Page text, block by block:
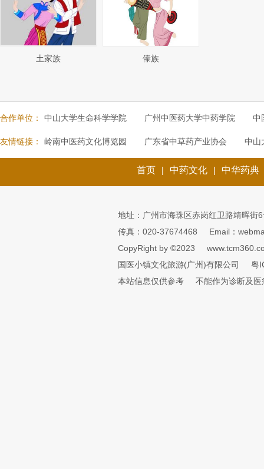
土家族 傣族
合作单位： 中山大学生命科学学院 广州中医药大学中药学院 中
友情链接： 岭南中医药文化博览园 广东省中草药产业协会 中山
首页 | 中药文化 | 中华药典
地址：广州市海珠区赤岗红卫路靖晖街
传真：020-37674468
Email：
CopyRight by ©2023
国医小镇文化旅游(广州)有限公司
粤
本站信息仅供参考
不能作为诊断及医